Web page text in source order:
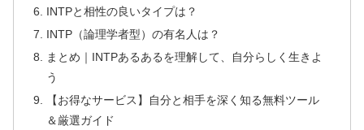
INTPと相性の良いタイプは？
INTP（論理学者型）の有名人は？
まとめ｜INTPあるあるを理解して、自分らしく生きよ
う
【お得なサービス】自分と相手を深く知る無料ツール
＆厳選ガイド